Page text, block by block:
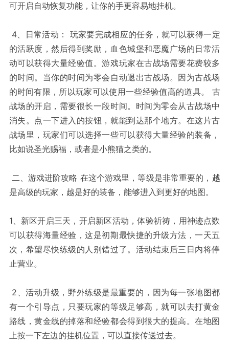
可开启自动恢复功能，让你的手更容易地挂机。
4、日常活动： 玩家要完成相应的任务，就可以获得一定
的活跃度，然后得到奖励，血色城堡和恶魔广场的日常活
动可以获得大量经验值。游戏玩家在古战场需要花费较多
的时间。当你的时间为零会自动退出古战场。因为古战场
的时间有限，所以玩家可以使用一些经验值高的道具。 古
战场的开启，需要很长一段时间。时间为零会从古战场中
消失。点一下进入的按钮，就能到达那个地方。在这片古
战场里，玩家们可以选择一些可以获得大量经验的装备，
比如说圣光赐福，或者是小熊猫之类的。
二、游戏进阶攻略 在这个游戏里，等级是非常重要的，越
是高级的玩家，越是好的装备，能够进入到更好的地图。
1、新区开启三天，开启新区活动，体验祈祷，用神迹点数
可以获得海量经验，这是初期最快捷的升级方法，一天五
次，希望尽快练级的人别错过了。活动结束后三日内将停
止营业。
2、活动升级，野外练级是最重要的，因为每一张地图都
有一个引导点，只要玩家的等级足够高，就可以去打黄金
路线，黄金线的掉落和经验都会得到很大的提高。在地图
上按一下左边的挂机位置，可以直接传送过去。